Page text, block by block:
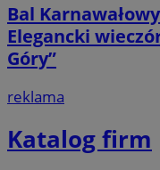
Bal
Elegancki
Góry”
reklama
Katalog firm